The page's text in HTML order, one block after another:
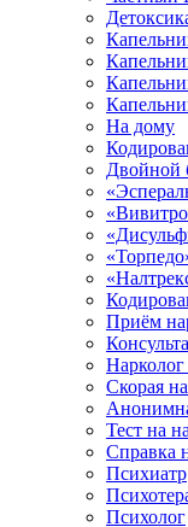
На дому
Двойной
Приём
Скорая
Тест на
Справка
Психиатр
Психолог